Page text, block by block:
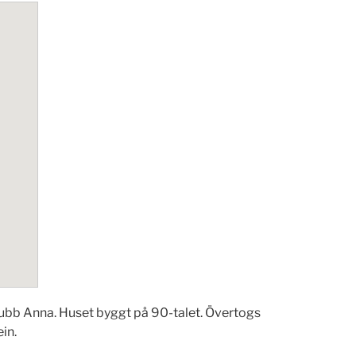
Anna. Huset byggt på 90-talet. Övertogs